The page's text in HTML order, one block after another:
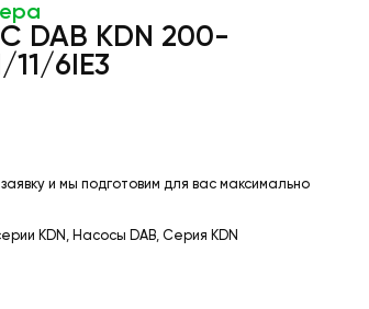
KDN 200-
6IE3
и мы подготовим для вас максимально
KDN , Насосы DAB, Серия KDN